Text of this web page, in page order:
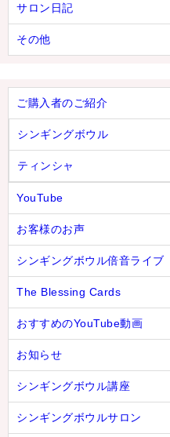
サロン日記
その他
ご購入者のご紹介
シンギングボウル
ティンシャ
YouTube
お客様のお声
シンギングボウル倍音ライブ
The Blessing Cards
おすすめのYouTube動画
お知らせ
シンギングボウル講座
シンギングボウルサロン